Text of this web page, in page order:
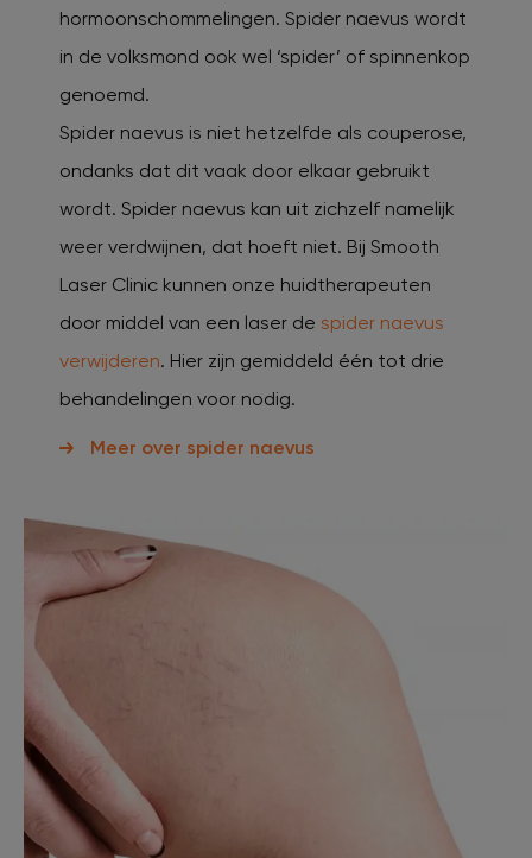
hormoonschommelingen. Spider naevus wordt
in de volksmond ook wel ‘spider’ of spinnenkop
genoemd.
Spider naevus is niet hetzelfde als couperose,
ondanks dat dit vaak door elkaar gebruikt
wordt. Spider naevus kan uit zichzelf namelijk
weer verdwijnen, dat hoeft niet. Bij Smooth
Laser Clinic kunnen onze huidtherapeuten
door middel van een laser de spider naevus
verwijderen. Hier zijn gemiddeld één tot drie
behandelingen voor nodig.
Meer over spider naevus